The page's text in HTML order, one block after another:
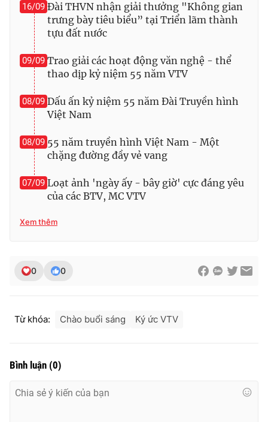
Ðiện thoại Thời báo VTV:024.66 897 897
Email: toasoan@vtv.vn
Liên hệ quảng cáo:024-7300.7108
thuận bằng văn bản. Ghi rõ nguồn VTV.vn khi phát hành lại
16/09 Đài THVN nhận giải thưởng "Không gian
trưng bày tiêu biểu” tại Triển lãm thành
tựu đất nước
09/09 Trao giải các hoạt động văn nghệ - thể
thao dịp kỷ niệm 55 năm VTV
08/09 Dấu ấn kỷ niệm 55 năm Đài Truyền hình
Việt Nam
08/09 55 năm truyền hình Việt Nam - Một
chặng đường đầy vẻ vang
07/09 Loạt ảnh 'ngày ấy - bây giờ' cực đáng yêu
của các BTV, MC VTV
Xem thêm
0 0
Từ khóa: Chào buổi sáng Ký ức VTV
Bình luận (0)